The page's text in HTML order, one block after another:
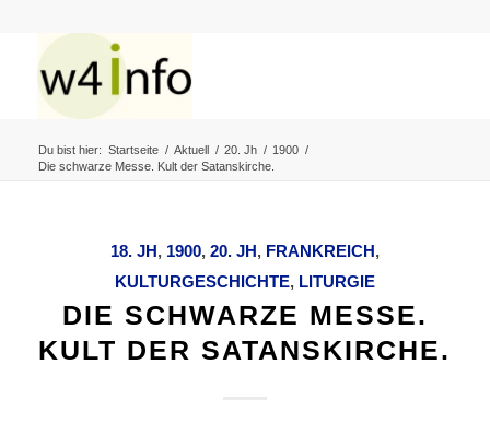
Du bist hier: Startseite / Aktuell / 20. Jh / 1900 /
Die schwarze Messe. Kult der Satanskirche.
18. JH, 1900, 20. JH, FRANKREICH,
KULTURGESCHICHTE, LITURGIE
DIE SCHWARZE MESSE.
KULT DER SATANSKIRCHE.